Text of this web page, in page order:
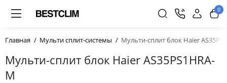
0
Главная Мульти сплит-системы Мульти-сплит блок Haier
Мульти-сплит блок Haier AS35PS1HRA-
M